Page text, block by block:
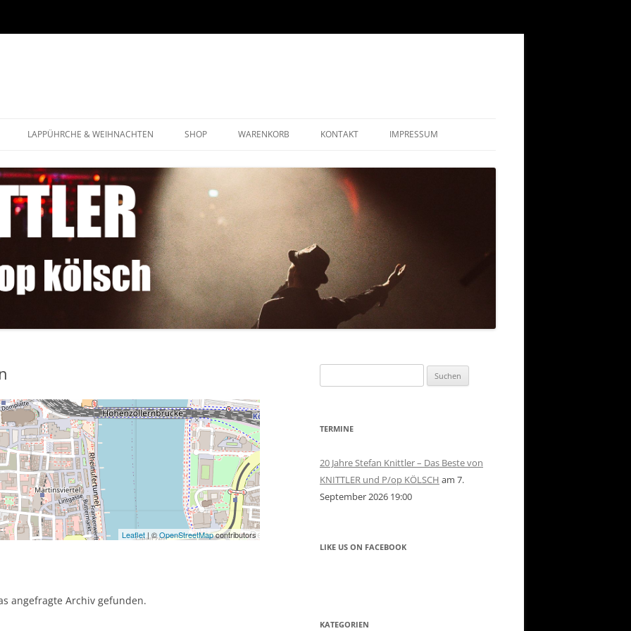
LAPPÜHRCHE & WEIHNACHTEN
LAPPÜHRCHE
SHOP WARENKORB KONTAKT IMPRESSUM
Leaflet| ©OpenStreetMapcontributors
angefragte Archiv gefunden.
nach:
TERMINE
20 Jahre Stefan Knittler – Das Beste von
KNITTLER und P/op KÖLSCH am 7.
September 2026 19:00
LIKE US ON FACEBOOK
KATEGORIEN